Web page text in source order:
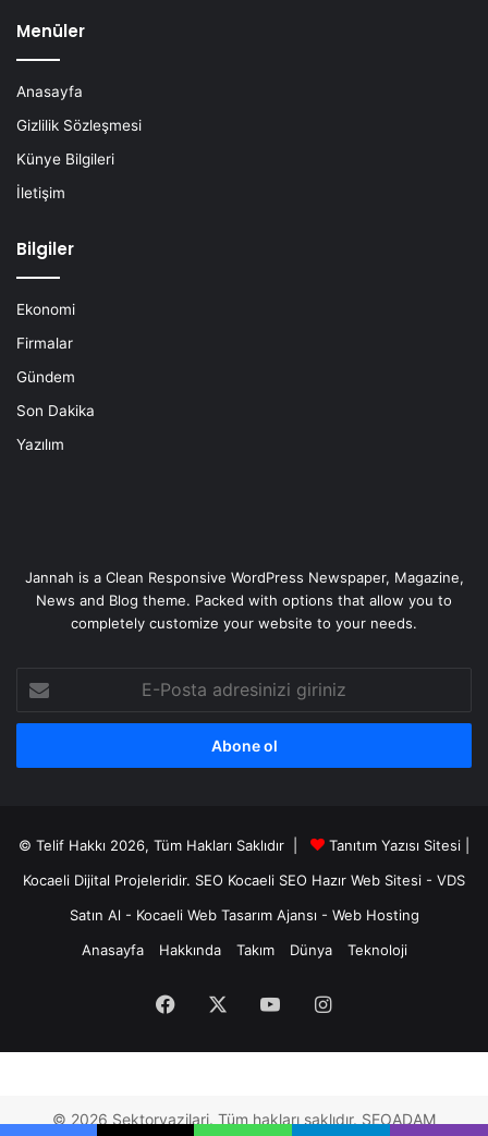
Menüler
Anasayfa
Gizlilik Sözleşmesi
Künye Bilgileri
İletişim
Bilgiler
Ekonomi
Firmalar
Gündem
Son Dakika
Yazılım
Jannah is a Clean Responsive WordPress Newspaper, Magazine,
News and Blog theme. Packed with options that allow you to
completely customize your website to your needs.
Posta
adresinizi
© Telif Hakkı 2026, Tüm Hakları Saklıdır |
Tanıtım Yazısı Sitesi |
Kocaeli Dijital Projeleridir. SEO Kocaeli SEO Hazır Web Sitesi - VDS
Satın Al - Kocaeli Web Tasarım Ajansı - Web Hosting
Anasayfa
Hakkında Takım Dünya Teknoloji
Facebook YouTubeInstagram
© 2026 Sektoryazilari. Tüm hakları saklıdır. SEOADAM